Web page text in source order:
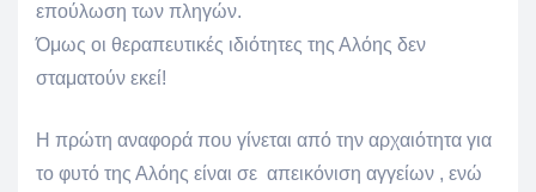
επούλωση των πληγών.
Όμως οι θεραπευτικές ιδιότητες της Αλόης δεν
σταματούν εκεί!
Η πρώτη αναφορά που γίνεται από την αρχαιότητα για
το φυτό της Αλόης είναι σε απεικόνιση αγγείων , ενώ